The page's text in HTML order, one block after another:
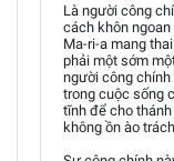
Là người công
cách khôn
Ma-ri-a mang
phải một sớm
người công chính
trong cuộc sống
tĩnh để cho
không ồn ào